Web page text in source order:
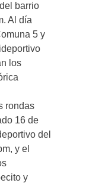
barrio
Al día
5 y
los
rondas
16 de
del
y el
y